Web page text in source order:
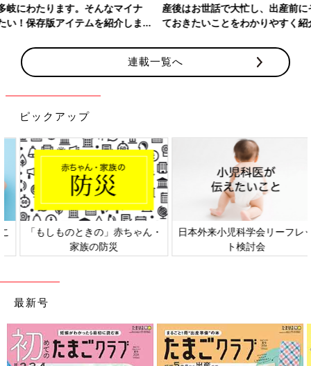
産後はお世話で大忙し、出産前にそろえておきたいアイテム、知っ
ておきたいことをわかりやすく紹介！
連載一覧へ
ピックアップ
日本外来小児科学会リーフレッ
ト検討会
六星占術 細木かおりさんの人生
相談
最新号